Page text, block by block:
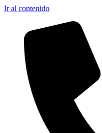
Ir al contenido